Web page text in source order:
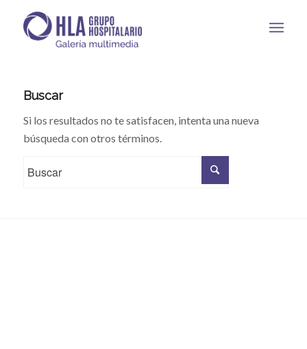
Buscar
Si los resultados no te satisfacen, intenta una nueva
búsqueda con otros términos.